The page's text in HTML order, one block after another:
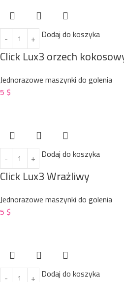
Dodaj do koszyka
Click Lux3 orzech
Jednorazowe maszynki do golenia
5 $
Dodaj do koszyka
Click Lux3 Wrażliwy
Jednorazowe maszynki do golenia
5 $
Dodaj do koszyka